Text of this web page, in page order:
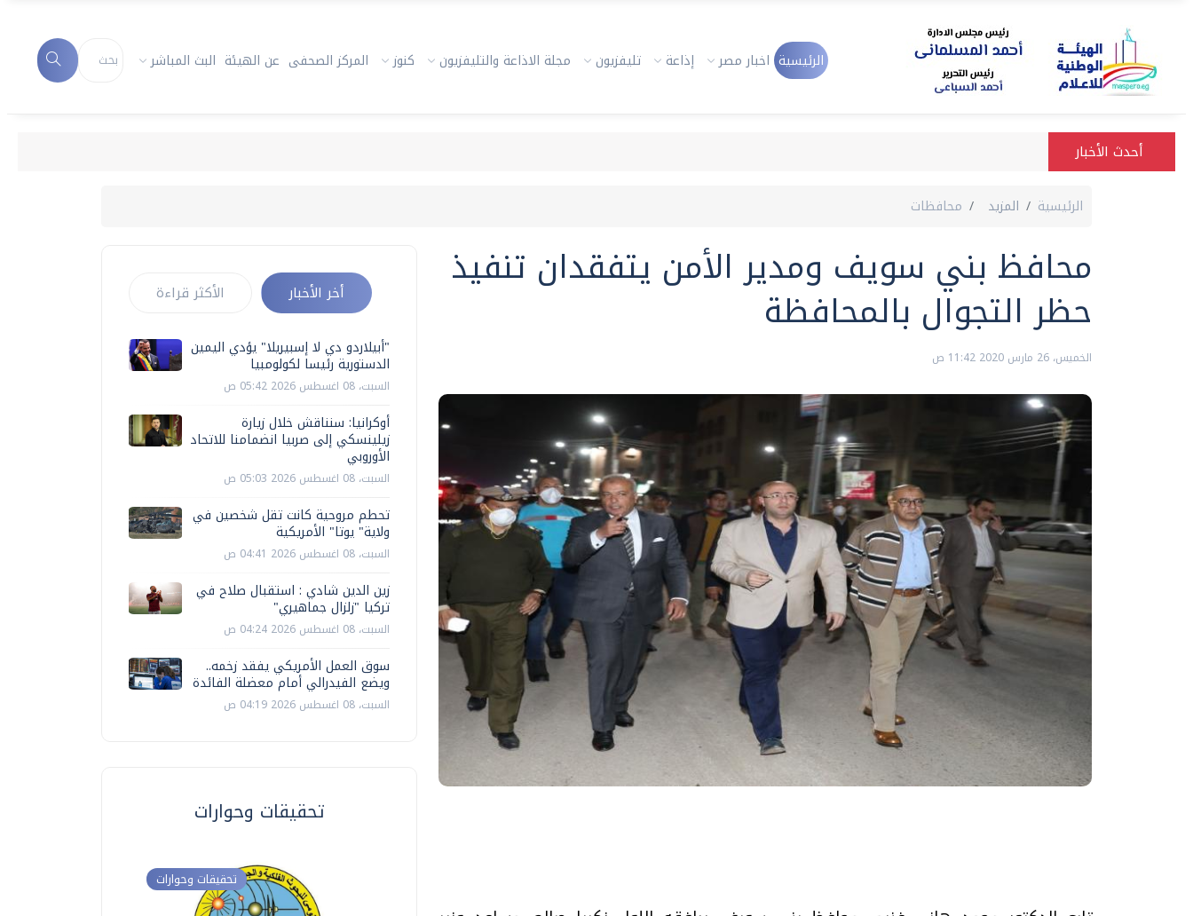
الرئيسية اخبار مصر إذاعة تليفزيون مجلة الاذاعة والتليفزيون كنوز المركز الصحفى عن الهيئة البث المباشر
أحدث الأخبار
الرئيسية المزيد محافظات
محافظ بني سويف ومدير الأمن يتفقدان تنفيذ
حظر التجوال بالمحافظة
الخميس، 26 مارس 2020 11:42 ص
أخر الأخبار الأكثر قراءة
"أبيلاردو دي لا إسبيريلا" يؤدي اليمين
الدستورية رئيسا لكولومبيا
السبت، 08 اغسطس 2026 05:42 ص
أوكرانيا: سنناقش خلال زيارة
زيلينسكي إلى صربيا انضمامنا للاتحاد
الأوروبي
السبت، 08 اغسطس 2026 05:03 ص
تحطم مروحية كانت تقل شخصين في
ولاية" يوتا" الأمريكية
السبت، 08 اغسطس 2026 04:41 ص
زين الدين شادي : استقبال صلاح في
تركيا "زلزال جماهيري"
السبت، 08 اغسطس 2026 04:24 ص
سوق العمل الأمريكي يفقد زخمه..
ويضع الفيدرالي أمام معضلة الفائدة
السبت، 08 اغسطس 2026 04:19 ص
تحقيقات وحوارات
تحقيقات وحوارات